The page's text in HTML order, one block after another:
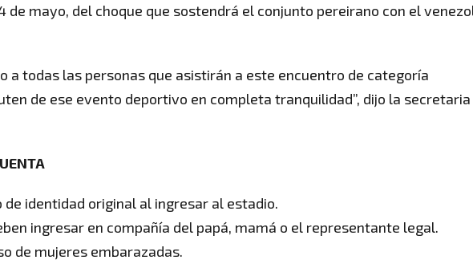
de mayo, del choque que sostendrá el conjunto pereirano con el
a todas las personas que asistirán a este encuentro de categoría
de ese evento deportivo en completa tranquilidad”, dijo la secretaria
identidad original al ingresar al estadio.
ingresar en compañía del papá, mamá o el representante legal.
de mujeres embarazadas.